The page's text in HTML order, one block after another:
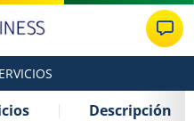
Descripción